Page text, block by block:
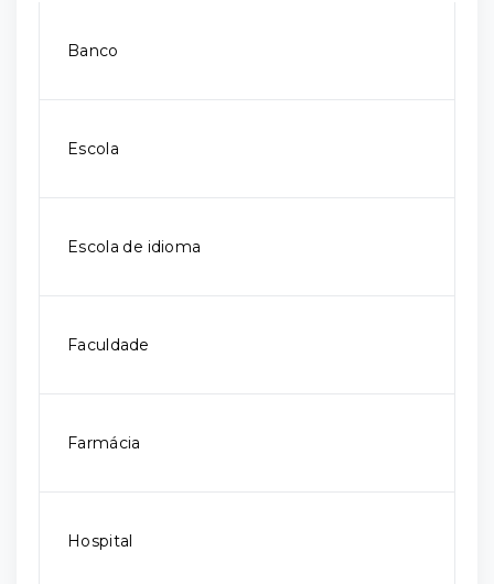
Banco
Escola
Escola de idioma
Faculdade
Farmácia
Hospital